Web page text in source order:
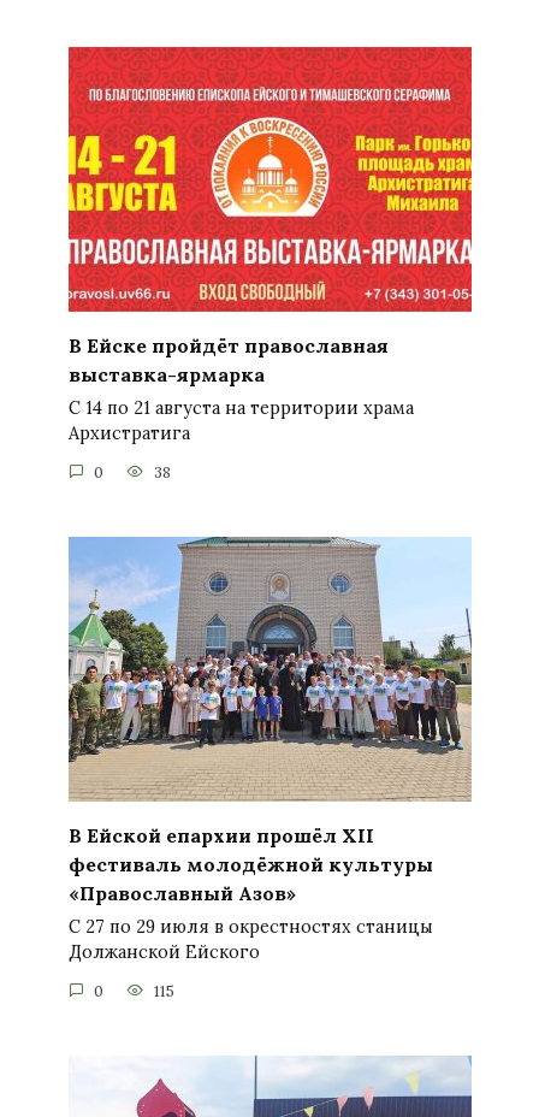
В Ейске пройдёт православная
выставка-ярмарка
С 14 по 21 августа на территории храма
Архистратига
0 38
В Ейской епархии прошёл XII
фестиваль молодёжной культуры
«Православный Азов»
С 27 по 29 июля в окрестностях станицы
Должанской Ейского
0 115